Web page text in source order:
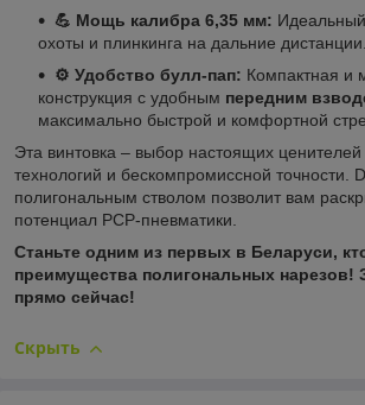
💪 Мощь калибра 6,35 мм:
охоты и плинкинга на дальние дистанции.
⚙️ Удобство булл-пап: Компактная и
конструкция с удобным передним
максимально быстрой и комфортной
Эта винтовка – выбор настоящих ценителей
технологий и бескомпромиссной точности.
полигональным стволом позволит вам
потенциал PCP-пневматики.
Станьте одним из первых в Беларуси,
преимущества полигональных нарезов!
прямо сейчас!
Скрыть